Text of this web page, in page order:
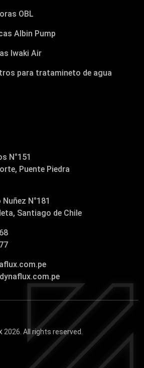
OBL
Albin Pump
Iwaki Air
para tratamineto de agua
N°151
Puente Piedra
N°181
Santiago de Chile
2026. All rights reserved.